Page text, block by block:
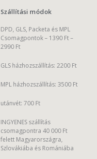
Szállítási módok
DPD, GLS, Packeta és MPL
Csomagpontok – 1390 Ft –
2990 Ft
GLS házhozszállítás: 2200 Ft
MPL házhozszállítás: 3500 Ft
utánvét: 700 Ft
INGYENES szállítás
csomagpontra 40 000 Ft
felett Magyarországra,
Szlovákiába és Romániába